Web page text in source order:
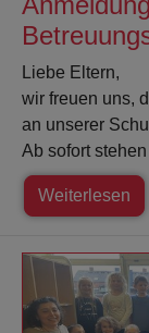
Liebe Eltern,
wir freuen uns,
an unserer
Ab sofort
Weiterlesen